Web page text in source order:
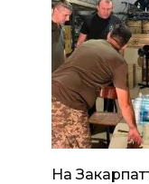
На